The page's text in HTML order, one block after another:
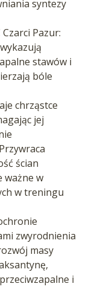
syntezy
Pazur:
stawów i
bóle
chrząstce
jej
ścian
ważne w
w treningu
zwyrodnienia
masy
i